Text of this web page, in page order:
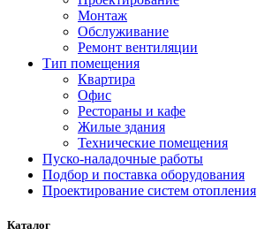
Монтаж
Обслуживание
Ремонт вентиляции
Тип помещения
Квартира
Офис
Рестораны и кафе
Жилые здания
Технические помещения
Пуско-наладочные работы
Подбор и поставка оборудования
Проектирование систем отопления
Каталог